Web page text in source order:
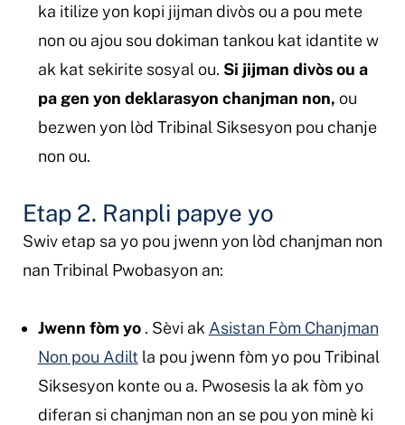
ka itilize yon kopi jijman divòs ou a pou mete
non ou ajou sou dokiman tankou kat idantite w
ak kat sekirite sosyal ou. Si jijman divòs ou a
pa gen yon deklarasyon chanjman non, ou
bezwen yon lòd Tribinal Siksesyon pou chanje
non ou.
Etap 2. Ranpli papye yo
Swiv etap sa yo pou jwenn yon lòd chanjman non
nan Tribinal Pwobasyon an:
Jwenn fòm yo. Sèvi ak Asistan Fòm Chanjman
Non pou Adilt la pou jwenn fòm yo pou Tribinal
Siksesyon konte ou a. Pwosesis la ak fòm yo
diferan si chanjman non an se pou yon minè ki